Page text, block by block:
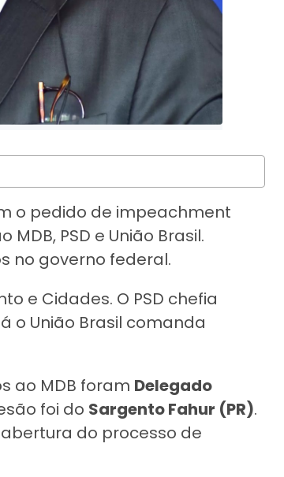
o pedido de impeachment
PSD e União Brasil.
no governo federal.
e Cidades. O PSD chefia
o União Brasil comanda
ao MDB foram Delegado
foi do Sargento Fahur (PR).
do processo de